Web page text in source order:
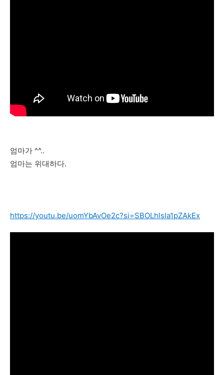
엄마가 ^^..
엄마는 위대하다.
https://youtu.be/uomYbAvOe2c?si=SBOLhlsIa1pZAkEx